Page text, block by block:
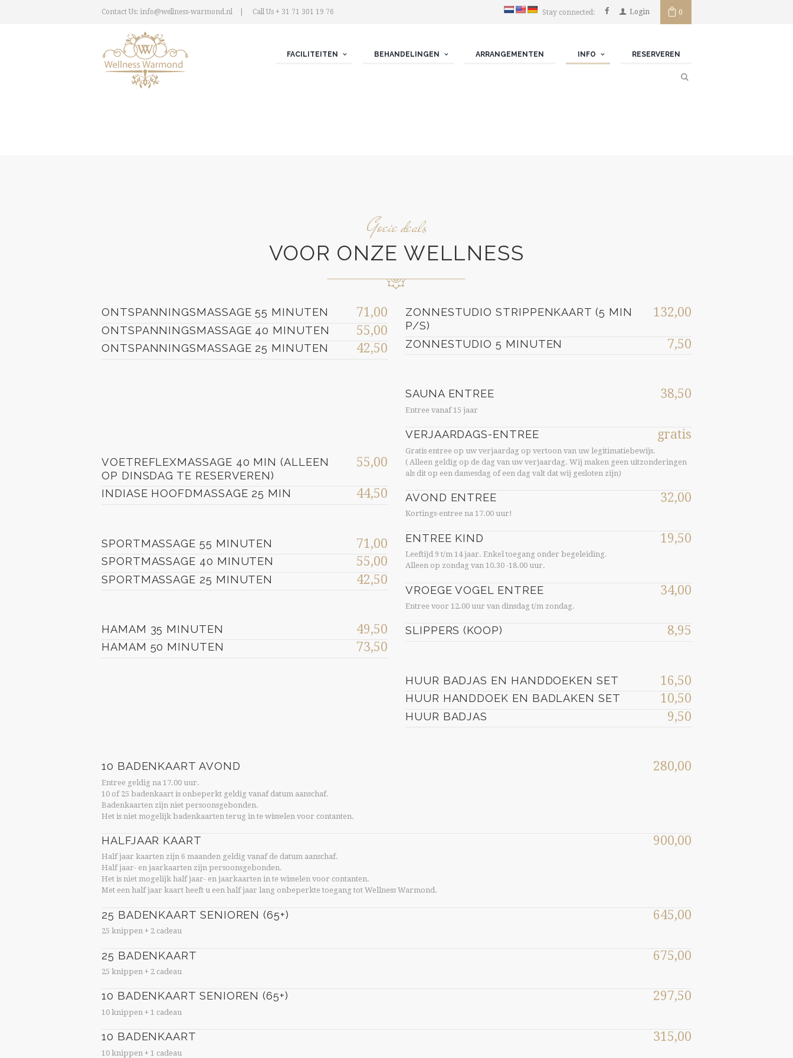
Contact Us: info@wellness-warmond.nl Call Us + 31 71 301 19 76 Login 0 ­
Stay connected:
FACILITEITEN BEHANDELINGEN ARRANGEMENTEN INFO RESERVEREN
Goeie deals
VOOR ONZE WELLNESS
71,00
ONTSPANNINGSMASSAGE 55 MINUTEN
55,00
ONTSPANNINGSMASSAGE 40 MINUTEN
42,50
ONTSPANNINGSMASSAGE 25 MINUTEN
55,00
VOETREFLEXMASSAGE 40 MIN (ALLEEN
OP DINSDAG TE RESERVEREN)
44,50
INDIASE HOOFDMASSAGE 25 MIN
71,00
SPORTMASSAGE 55 MINUTEN
55,00
SPORTMASSAGE 40 MINUTEN
42,50
SPORTMASSAGE 25 MINUTEN
49,50
HAMAM 35 MINUTEN
73,50
HAMAM 50 MINUTEN
132,00
ZONNESTUDIO STRIPPENKAART (5 MIN
P/S)
7,50
ZONNESTUDIO 5 MINUTEN
38,50
SAUNA ENTREE
Entree vanaf 15 jaar
gratis
VERJAARDAGS-ENTREE
Gratis entree op uw verjaardag op vertoon van uw legitimatiebewijs.
( Alleen geldig op de dag van uw verjaardag. Wij maken geen uitzonderingen
als dit op een damesdag of een dag valt dat wij gesloten zijn)
32,00
AVOND ENTREE
Kortings-entree na 17.00 uur!
19,50
ENTREE KIND
Leeftijd 9 t/m 14 jaar. Enkel toegang onder begeleiding.
Alleen op zondag van 10.30 -18.00 uur.
34,00
VROEGE VOGEL ENTREE
Entree voor 12.00 uur van dinsdag t/m zondag.
8,95
SLIPPERS (KOOP)
16,50
HUUR BADJAS EN HANDDOEKEN SET
10,50
HUUR HANDDOEK EN BADLAKEN SET
9,50
HUUR BADJAS
280,00
10 BADENKAART AVOND
Entree geldig na 17.00 uur.
10 of 25 badenkaart is onbeperkt geldig vanaf datum aanschaf.
Badenkaarten zijn niet persoonsgebonden.
Het is niet mogelijk badenkaarten terug in te wisselen voor contanten.
900,00
HALFJAAR KAART
Half jaar kaarten zijn 6 maanden geldig vanaf de datum aanschaf.
Half jaar- en jaarkaarten zijn persoonsgebonden.
Het is niet mogelijk half jaar- en jaarkaarten in te wisselen voor contanten.
Met een half jaar kaart heeft u een half jaar lang onbeperkte toegang tot Wellness Warmond.
645,00
25 BADENKAART SENIOREN (65+)
25 knippen + 2 cadeau
675,00
25 BADENKAART
25 knippen + 2 cadeau
297,50
10 BADENKAART SENIOREN (65+)
10 knippen + 1 cadeau
315,00
10 BADENKAART
10 knippen + 1 cadeau